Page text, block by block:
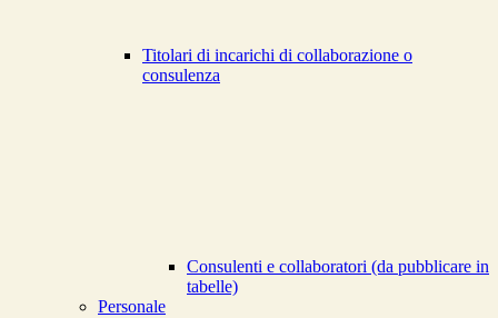
Titolari di incarichi di collaborazione o
consulenza
Consulenti e collaboratori (da pubblicare in
tabelle)
Personale